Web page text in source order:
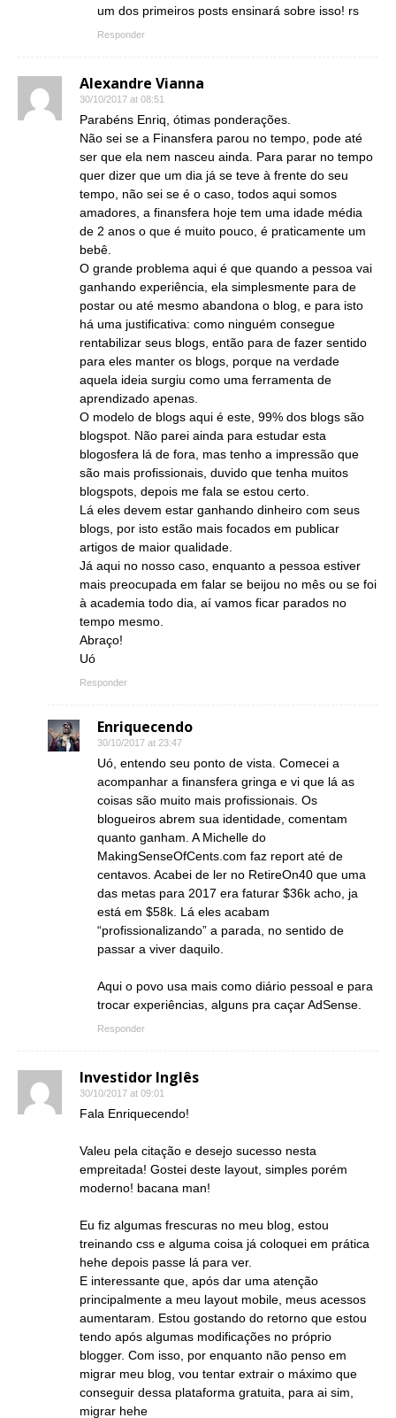
um dos primeiros posts ensinará sobre isso! rs
Responder
Alexandre Vianna
30/10/2017 at 08:51
Parabéns Enriq, ótimas ponderações.
Não sei se a Finansfera parou no tempo, pode até
ser que ela nem nasceu ainda. Para parar no tempo
quer dizer que um dia já se teve à frente do seu
tempo, não sei se é o caso, todos aqui somos
amadores, a finansfera hoje tem uma idade média
de 2 anos o que é muito pouco, é praticamente um
bebê.
O grande problema aqui é que quando a pessoa vai
ganhando experiência, ela simplesmente para de
postar ou até mesmo abandona o blog, e para isto
há uma justificativa: como ninguém consegue
rentabilizar seus blogs, então para de fazer sentido
para eles manter os blogs, porque na verdade
aquela ideia surgiu como uma ferramenta de
aprendizado apenas.
O modelo de blogs aqui é este, 99% dos blogs são
blogspot. Não parei ainda para estudar esta
blogosfera lá de fora, mas tenho a impressão que
são mais profissionais, duvido que tenha muitos
blogspots, depois me fala se estou certo.
Lá eles devem estar ganhando dinheiro com seus
blogs, por isto estão mais focados em publicar
artigos de maior qualidade.
Já aqui no nosso caso, enquanto a pessoa estiver
mais preocupada em falar se beijou no mês ou se foi
à academia todo dia, aí vamos ficar parados no
tempo mesmo.
Abraço!
Uó
Responder
Enriquecendo
30/10/2017 at 23:47
Uó, entendo seu ponto de vista. Comecei a
acompanhar a finansfera gringa e vi que lá as
coisas são muito mais profissionais. Os
blogueiros abrem sua identidade, comentam
quanto ganham. A Michelle do
MakingSenseOfCents.com faz report até de
centavos. Acabei de ler no RetireOn40 que uma
das metas para 2017 era faturar $36k acho, ja
está em $58k. Lá eles acabam
“profissionalizando” a parada, no sentido de
passar a viver daquilo.
Aqui o povo usa mais como diário pessoal e para
trocar experiências, alguns pra caçar AdSense.
Responder
Investidor Inglês
30/10/2017 at 09:01
Fala Enriquecendo!
Valeu pela citação e desejo sucesso nesta
empreitada! Gostei deste layout, simples porém
moderno! bacana man!
Eu fiz algumas frescuras no meu blog, estou
treinando css e alguma coisa já coloquei em prática
hehe depois passe lá para ver.
E interessante que, após dar uma atenção
principalmente a meu layout mobile, meus acessos
aumentaram. Estou gostando do retorno que estou
tendo após algumas modificações no próprio
blogger. Com isso, por enquanto não penso em
migrar meu blog, vou tentar extrair o máximo que
conseguir dessa plataforma gratuita, para ai sim,
migrar hehe